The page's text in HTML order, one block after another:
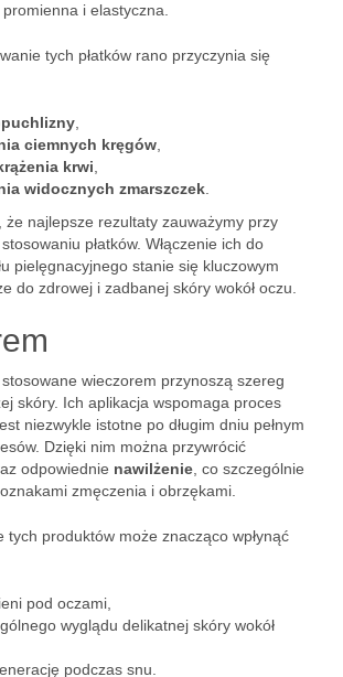
i elastyczna.
tych płatków rano przyczynia się
ciemnych kręgów
krwi
widocznych zmarszczek
, że najlepsze rezultaty zauważymy przy
płatków. Włączenie ich do
pielęgnacyjnego stanie się kluczowym
do zdrowej i zadbanej skóry wokół oczu.
stosowane wieczorem przynoszą szereg
skóry. Ich aplikacja wspomaga proces
niezwykle istotne po długim dniu pełnym
Dzięki nim można przywrócić
odpowiednie nawilżenie , co szczególnie
zmęczenia i obrzękami.
tych produktów może znacząco wpłynąć
pod oczami,
wyglądu delikatnej skóry wokół
podczas snu.